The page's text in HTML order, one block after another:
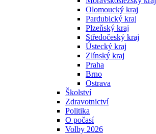
Olomoucký kraj
Pardubický kraj
Plzeňský kraj
Středočeský kraj
Ústecký kraj
Zlínský kraj
Praha
Brno
Ostrava
Školství
Zdravotnictví
Politika
O počasí
Volby 2026